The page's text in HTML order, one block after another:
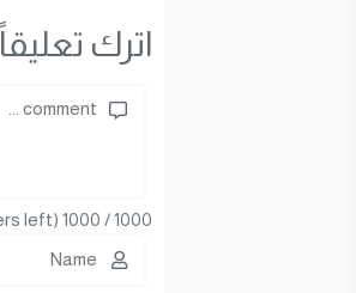
اترك تعليقاً
1000
/
1000
(Number of characters left) .